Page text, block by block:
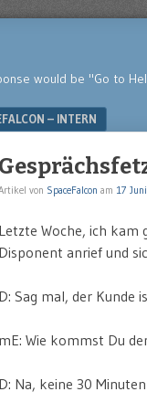
would be "Go to
– INTERN
von SpaceFalcon am 17
Letzte Woche, ich kam
Disponent anrief und
D: Sag mal, der Kunde
mE: Wie kommst Du
D: Na, keine 30